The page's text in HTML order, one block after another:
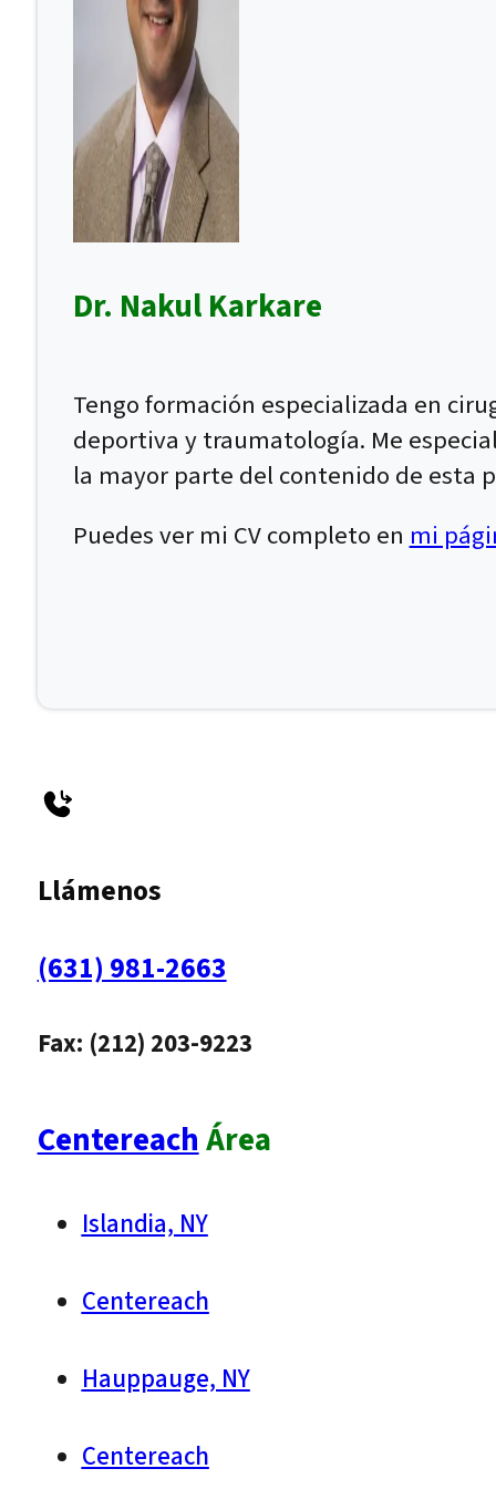
Dr. Nakul Karkare
Tengo formación especializada en
deportiva y traumatología. Me
la mayor parte del contenido de esta
Puedes ver mi CV completo enmi
Llámenos
(631) 981-2663
Fax: (212) 203-9223
CentereachÁrea
Islandia, NY
Centereach
Hauppauge, NY
Centereach